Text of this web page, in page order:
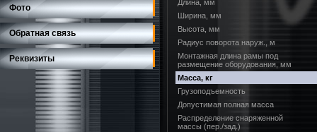
Фото
Обратная связь
Реквизиты
Длина, мм
Ширина, мм
Высота, мм
Радиус поворота наруж., м
Монтажная длина рамы под
размещение оборудования, мм
Масса, кг
Грузоподъемность
Допустимая полная масса
Распределение снаряженной
массы (пер./зад.)